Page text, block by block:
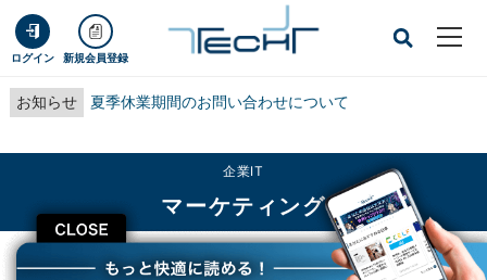
ログイン 新規会員登録
お知らせ 夏季休業期間のお問い合わせについて
CLOSE
企業IT
マーケティング